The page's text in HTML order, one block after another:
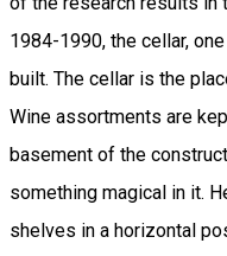
1984-1990, the cellar,
built. The cellar is the
Wine assortments are
basement of the
something magical in it.
shelves in a horizontal